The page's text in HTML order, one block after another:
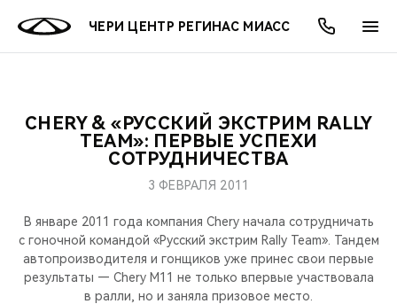
ЧЕРИ ЦЕНТР РЕГИНАС МИАСС
МОДЕЛИ
КРОССОВЕРЫ
СЕДАНЫ
ПОКУПАТЕЛЯМ
КРЕДИТ И СТРАХОВАНИЕ
ВЛАДЕЛЬЦАМ
ЗАПЧАСТИ И АКСЕССУАРЫ
ПОДДЕРЖКА
МИР CHERY
О БРЕНДЕ
CHERY В СОЦСЕТЯХ
АКЦИИ
ОНЛАЙН СЕРВИСЫ
КРЕДИТ
О КОМПАНИИ
МЫ В СОЦСЕТЯХ
CHERY & «РУССКИЙ ЭКСТРИМ RALLY
TEAM»: ПЕРВЫЕ УСПЕХИ
СОТРУДНИЧЕСТВА
3 ФЕВРАЛЯ 2011
В январе 2011 года компания Chery начала сотрудничать
с гоночной командой «Русский экстрим Rally Team». Тандем
автопроизводителя и гонщиков уже принес свои первые
результаты — Chery M11 не только впервые участвовала
в ралли, но и заняла призовое место.